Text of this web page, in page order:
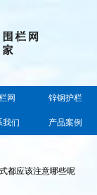
网 锌钢护栏
我们 产品案例
都应该注意哪些呢